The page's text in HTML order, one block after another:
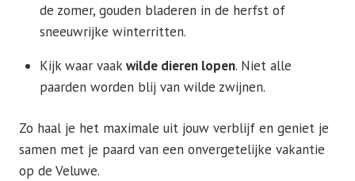
de zomer, gouden bladeren in de herfst of
sneeuwrijke winterritten.
Kijk waar vaakwilde dieren lopen. Niet alle
paarden worden blij van wilde zwijnen.
Zo haal je het maximale uit jouw verblijf en geniet je
samen met je paard van een onvergetelijke vakantie
op de Veluwe.